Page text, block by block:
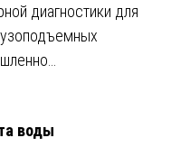
диагностики для
воды